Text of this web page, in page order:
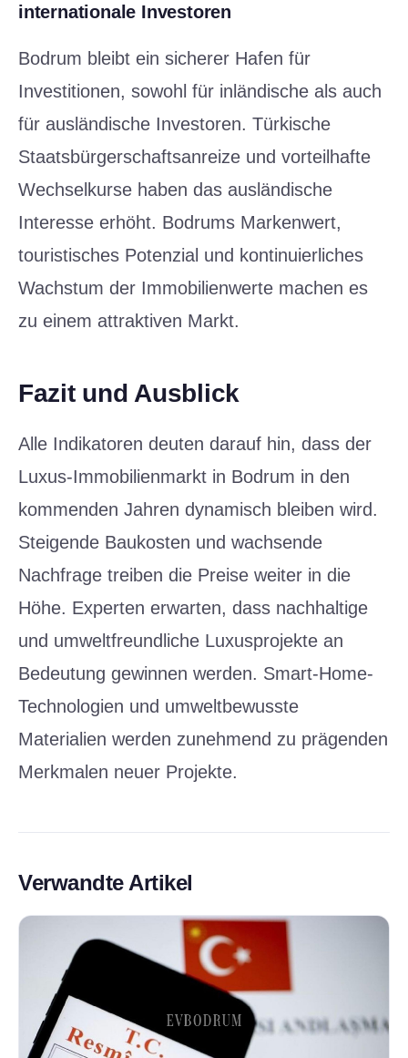
internationale Investoren
Bodrum bleibt ein sicherer Hafen für
Investitionen, sowohl für inländische als auch
für ausländische Investoren. Türkische
Staatsbürgerschaftsanreize und vorteilhafte
Wechselkurse haben das ausländische
Interesse erhöht. Bodrums Markenwert,
touristisches Potenzial und kontinuierliches
Wachstum der Immobilienwerte machen es
zu einem attraktiven Markt.
Fazit und Ausblick
Alle Indikatoren deuten darauf hin, dass der
Luxus-Immobilienmarkt in Bodrum in den
kommenden Jahren dynamisch bleiben wird.
Steigende Baukosten und wachsende
Nachfrage treiben die Preise weiter in die
Höhe. Experten erwarten, dass nachhaltige
und umweltfreundliche Luxusprojekte an
Bedeutung gewinnen werden. Smart-Home-
Technologien und umweltbewusste
Materialien werden zunehmend zu prägenden
Merkmalen neuer Projekte.
Verwandte Artikel